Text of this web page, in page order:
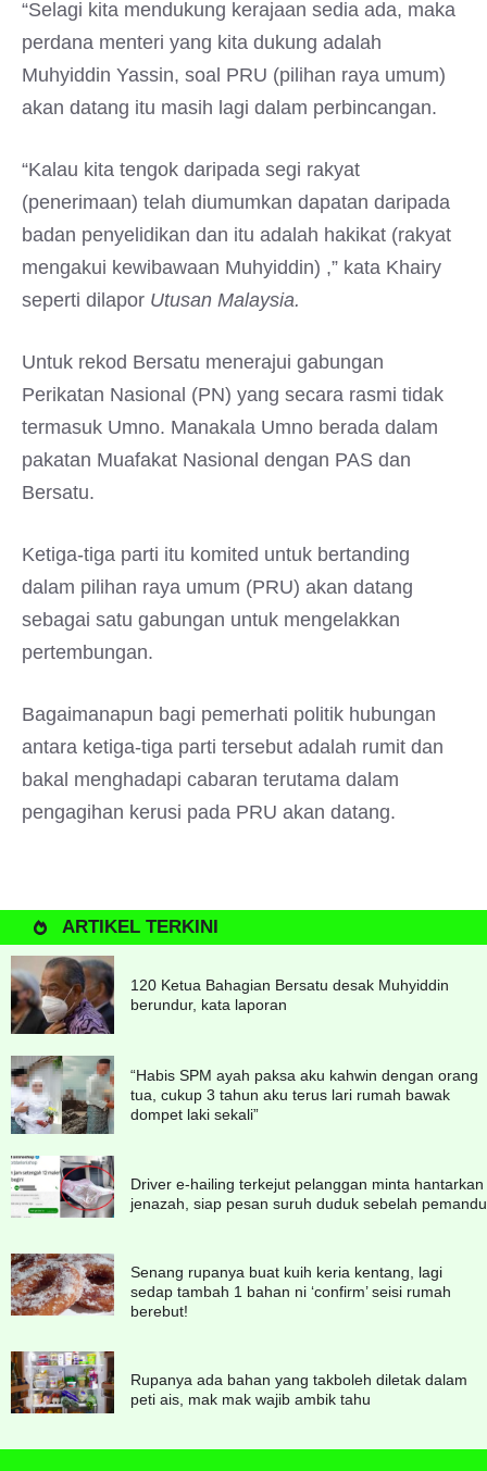
“Selagi kita mendukung kerajaan sedia ada, maka
perdana menteri yang kita dukung adalah
Muhyiddin Yassin, soal PRU (pilihan raya umum)
akan datang itu masih lagi dalam perbincangan.
“Kalau kita tengok daripada segi rakyat
(penerimaan) telah diumumkan dapatan daripada
badan penyelidikan dan itu adalah hakikat (rakyat
mengakui kewibawaan Muhyiddin) ,” kata Khairy
seperti dilapor Utusan Malaysia.
Untuk rekod Bersatu menerajui gabungan
Perikatan Nasional (PN) yang secara rasmi tidak
termasuk Umno. Manakala Umno berada dalam
pakatan Muafakat Nasional dengan PAS dan
Bersatu.
Ketiga-tiga parti itu komited untuk bertanding
dalam pilihan raya umum (PRU) akan datang
sebagai satu gabungan untuk mengelakkan
pertembungan.
Bagaimanapun bagi pemerhati politik hubungan
antara ketiga-tiga parti tersebut adalah rumit dan
bakal menghadapi cabaran terutama dalam
pengagihan kerusi pada PRU akan datang.
ARTIKEL TERKINI
120 Ketua Bahagian Bersatu desak Muhyiddin
berundur, kata laporan
“Habis SPM ayah paksa aku kahwin dengan orang
tua, cukup 3 tahun aku terus lari rumah bawak
dompet laki sekali”
Driver e-hailing terkejut pelanggan minta hantarkan
jenazah, siap pesan suruh duduk sebelah pemandu
Senang rupanya buat kuih keria kentang, lagi
sedap tambah 1 bahan ni ‘confirm’ seisi rumah
berebut!
Rupanya ada bahan yang takboleh diletak dalam
peti ais, mak mak wajib ambik tahu